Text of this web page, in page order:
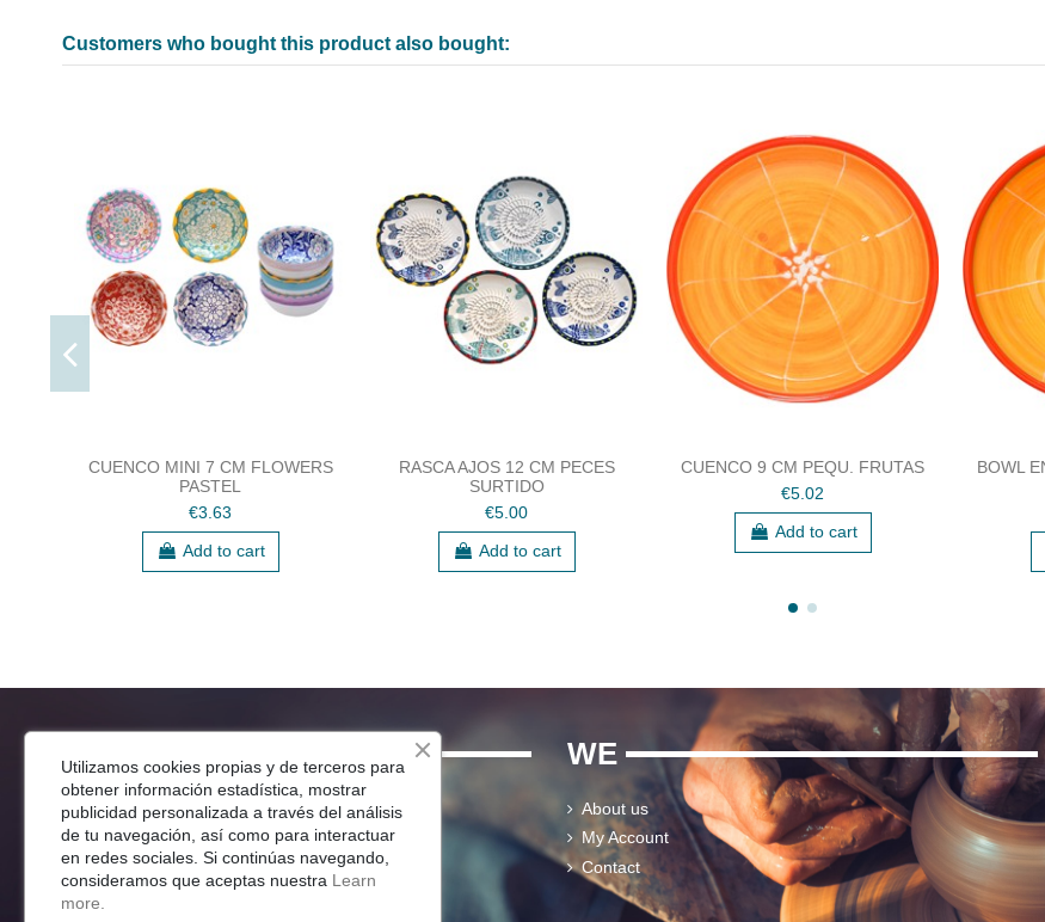
Customers who bought this product also bought:
CUENCO MINI 7 CM FLOWERS
PASTEL
€3.63
Add to cart
RASCA AJOS 12 CM PECES
SURTIDO
€5.00
Add to cart
CUENCO 9 CM PEQU. FRUTAS
€5.02
Add to cart
BOWL
SHOP
Menaje Mesa
Para Tu Cocina
Decoracion
Jardín
WE
About us
My Account
Contact
Utilizamos cookies propias y de terceros para
obtener información estadística, mostrar
publicidad personalizada a través del análisis
de tu navegación, así como para interactuar
en redes sociales. Si continúas navegando,
consideramos que aceptas nuestra Learn
more.